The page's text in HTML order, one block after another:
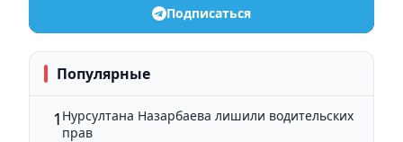
Подписаться
Популярные
1 Нурсултана Назарбаева лишили водительских
прав